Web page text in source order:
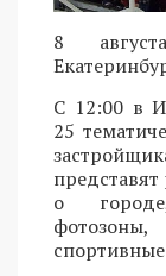
8
С 12:00 в
25
о